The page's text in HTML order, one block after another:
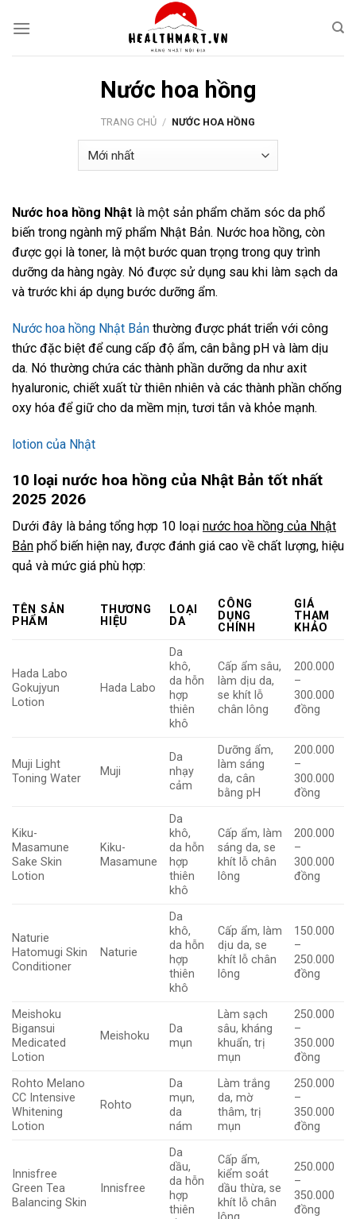
Nước hoa hồng
TRANG CHỦ / NƯỚC HOA HỒNG
Nước hoa hồng Nhật là một sản phẩm chăm sóc da phổ
biến trong ngành mỹ phẩm Nhật Bản. Nước hoa hồng, còn
được gọi là toner, là một bước quan trọng trong quy trình
dưỡng da hàng ngày. Nó được sử dụng sau khi làm sạch da
và trước khi áp dụng bước dưỡng ẩm.
Nước hoa hồng Nhật Bản thường được phát triển với công
thức đặc biệt để cung cấp độ ẩm, cân bằng pH và làm dịu
da. Nó thường chứa các thành phần dưỡng da như axit
hyaluronic, chiết xuất từ thiên nhiên và các thành phần chống
oxy hóa để giữ cho da mềm mịn, tươi tắn và khỏe mạnh.
lotion của Nhật
10 loại nước hoa hồng của Nhật Bản tốt nhất
2025 2026
Dưới đây là bảng tổng hợp 10 loại nước hoa hồng của Nhật
Bản phổ biến hiện nay, được đánh giá cao về chất lượng, hiệu
quả và mức giá phù hợp:
TÊN SẢN
PHẨM
THƯƠNG
HIỆU
LOẠI
DA
CÔNG
DỤNG
CHÍNH
GIÁ
THAM
KHẢO
Hada Labo
Gokujyun
Lotion
Hada Labo
Da
khô,
da hỗn
hợp
thiên
khô
Cấp ẩm sâu,
làm dịu da,
se khít lỗ
chân lông
200.000
–
300.000
đồng
Muji Light
Toning Water
Muji
Da
nhạy
cảm
Dưỡng ẩm,
làm sáng
da, cân
bằng pH
200.000
–
300.000
đồng
Kiku-
Masamune
Sake Skin
Lotion
Kiku-
Masamune
Da
khô,
da hỗn
hợp
thiên
khô
Cấp ẩm, làm
sáng da, se
khít lỗ chân
lông
200.000
–
300.000
đồng
Naturie
Hatomugi Skin
Conditioner
Naturie
Da
khô,
da hỗn
hợp
thiên
khô
Cấp ẩm, làm
dịu da, se
khít lỗ chân
lông
150.000
–
250.000
đồng
Meishoku
Bigansui
Medicated
Lotion
Meishoku
Da
mụn
Làm sạch
sâu, kháng
khuẩn, trị
mụn
250.000
–
350.000
đồng
Rohto Melano
CC Intensive
Whitening
Lotion
Rohto
Da
mụn,
da
nám
Làm trắng
da, mờ
thâm, trị
mụn
250.000
–
350.000
đồng
Innisfree
Green Tea
Balancing Skin
Innisfree
Da
dầu,
da hỗn
hợp
thiên
Cấp ẩm,
kiểm soát
dầu thừa, se
khít lỗ chân
250.000
–
350.000
đồng